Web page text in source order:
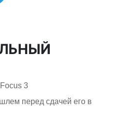
3
перед сдачей его в